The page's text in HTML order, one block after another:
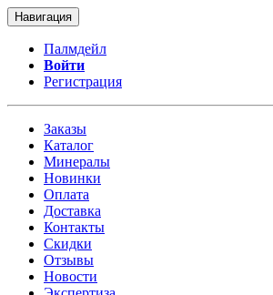
Навигация
Палмдейл
Войти
Регистрация
Заказы
Каталог
Минералы
Новинки
Оплата
Доставка
Контакты
Скидки
Отзывы
Новости